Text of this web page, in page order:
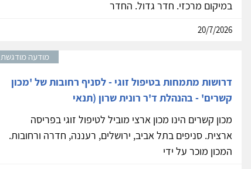
במיקום מרכזי. חדר גדול. החדר
20/7/2026
מודעה מודגשת
דרושות מתמחות בטיפול זוגי - לסניף רחובות של 'מכון
קשרים' - בהנהלת ד'ר רונית שרון (תנאי
מכון קשרים הינו מכון ארצי מוביל לטיפול זוגי בפריסה
ארצית. סניפים בתל אביב, ירושלים, רעננה, חדרה ורחובות.
המכון מוכר על ידי